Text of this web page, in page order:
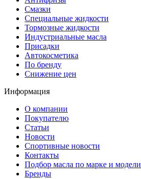
Смазки
Специальные жидкости
Тормозные жидкости
Индустриальные масла
Присадки
Автокосметика
По бренду
Снижение цен
Информация
О компании
Покупателю
Статьи
Новости
Спортивные новости
Контакты
Подбор масла по марке и модели
Бренды